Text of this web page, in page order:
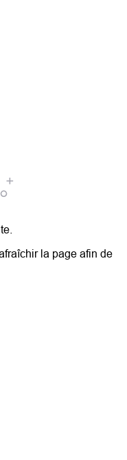
la page afin de